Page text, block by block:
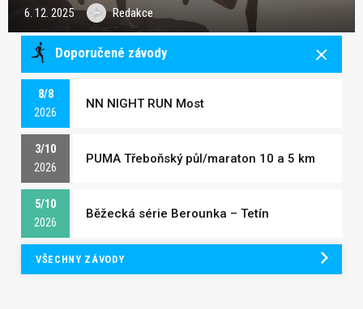
6. 12. 2025 Redakce
Doporučené závody
8/8
2026
NN NIGHT RUN Most
3/10
2026
PUMA Třeboňský půl/maraton 10 a 5 km
5/10
2026
Běžecká série Berounka – Tetín
VŠECHNY ZÁVODY